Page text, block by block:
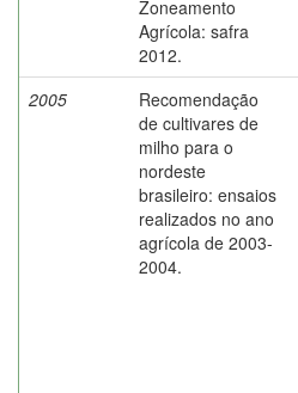
Zoneamento
Agrícola: safra
2012.
2005
Recomendação
de cultivares de
milho para o
nordeste
brasileiro: ensaios
realizados no ano
agrícola de 2003-
2004.